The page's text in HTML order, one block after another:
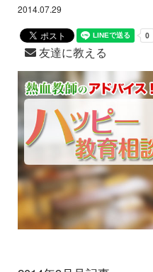
2014.07.29
友達に教える